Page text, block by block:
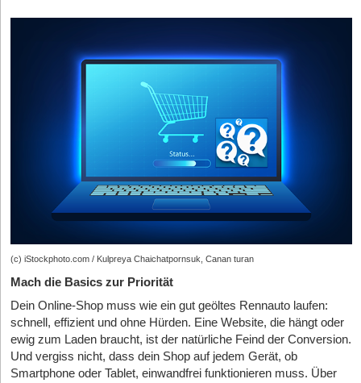
(c) iStockphoto.com / Kulpreya Chaichatpornsuk, Canan turan
Mach die Basics zur Priorität
Dein Online-Shop muss wie ein gut geöltes Rennauto laufen:
schnell, effizient und ohne Hürden. Eine Website, die hängt oder
ewig zum Laden braucht, ist der natürliche Feind der Conversion.
Und vergiss nicht, dass dein Shop auf jedem Gerät, ob
Smartphone oder Tablet, einwandfrei funktionieren muss. Über